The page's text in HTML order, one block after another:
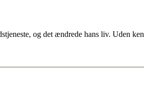
og det ændrede hans liv. Uden